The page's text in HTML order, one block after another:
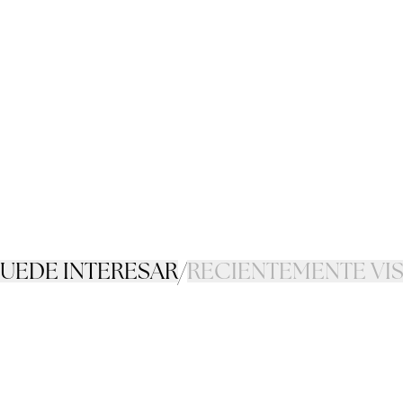
INTERESAR/RECIENTEMENTE